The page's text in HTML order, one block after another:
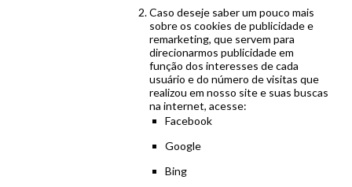
Caso deseje saber um pouco mais
sobre os cookies de publicidade e
remarketing, que servem para
direcionarmos publicidade em
função dos interesses de cada
usuário e do número de visitas que
realizou em nosso site e suas buscas
na internet, acesse:
Facebook
Google
Bing